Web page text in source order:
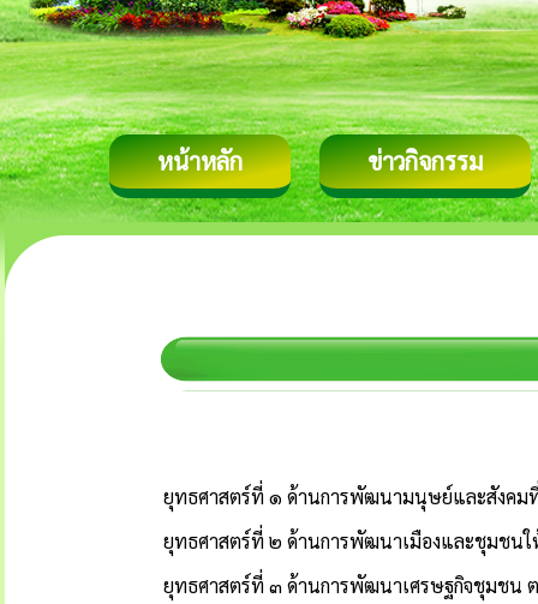
หน้าหลัก ข่าวกิจกรรม
ยุทธศาสตร์ที่ ๑ ด้านการพัฒนามนุษย์และสังค
ยุทธศาสตร์ที่ ๒ ด้านการพัฒนาเมืองและชุมชน
ยุทธศาสตร์ที่ ๓ ด้านการพัฒนาเศรษฐกิจชุมชน